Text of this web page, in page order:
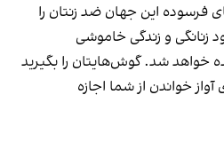
فرسوده این جهان ضد زنتان را
و زندگی خاموشی
خواهد‌ شد. گوش‌هایتان را بگیرید
خواندن از شما اجازه